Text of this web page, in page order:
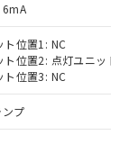
6mA
ト位置1: NC
ト位置2: 点灯ユニット
ト位置3: NC
ンプ）の
商品で